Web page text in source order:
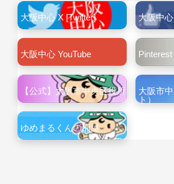
大阪中心 X [Twitter] 大阪中
大阪中心 YouTube Pinterest
【公式】大阪市中央区役所
大阪市
ト）
ゆめまるくんの部屋